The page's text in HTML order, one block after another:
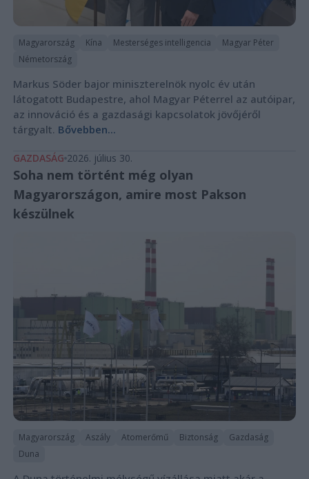
Magyarország Kína Mesterséges intelligencia
Magyar Péter
Németország
Markus Söder bajor miniszterelnök nyolc év után
látogatott Budapestre, ahol Magyar Péterrel az autóipar,
az innováció és a gazdasági kapcsolatok jövőjéről
tárgyalt. Bővebben...
GAZDASÁG 2026. július 30.
Soha nem történt még olyan
Magyarországon, amire most Pakson
készülnek
Magyarország Aszály Atomerőmű Biztonság
Gazdaság
Duna